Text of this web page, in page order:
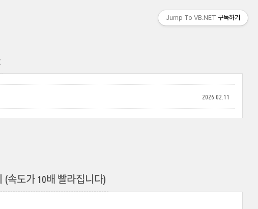
2026.02.11
속도가 10배 빨라집니다)
Jump To VB.NET 구독하기